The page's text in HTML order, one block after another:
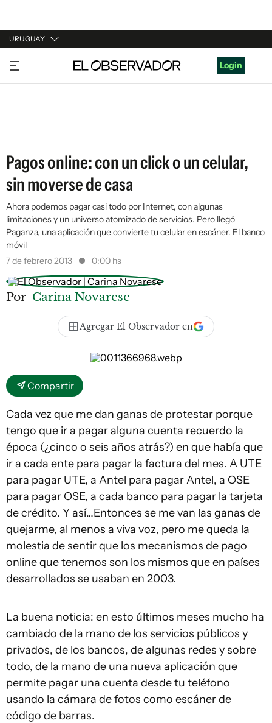
URUGUAY
URUGUAY
ARGENTINA
Login
Pagos online: con un click o un celular,
sin moverse de casa
Ahora podemos pagar casi todo por Internet, con algunas
limitaciones y un universo atomizado de servicios. Pero llegó
Paganza, una aplicación que convierte tu celular en escáner. El banco
móvil
7 de febrero 2013
0:00 hs
Por Carina Novarese
Agregar El Observador en
Compartir
Cada vez que me dan ganas de protestar porque
tengo que ir a pagar alguna cuenta recuerdo la
época (¿cinco o seis años atrás?) en que había que
ir a cada ente para pagar la factura del mes. A UTE
para pagar UTE, a Antel para pagar Antel, a OSE
para pagar OSE, a cada banco para pagar la tarjeta
de crédito. Y así…Entonces se me van las ganas de
quejarme, al menos a viva voz, pero me queda la
molestia de sentir que los mecanismos de pago
online que tenemos son los mismos que en países
desarrollados se usaban en 2003.
La buena noticia: en esto últimos meses mucho ha
cambiado de la mano de los servicios públicos y
privados, de los bancos, de algunas redes y sobre
todo, de la mano de una nueva aplicación que
permite pagar una cuenta desde tu teléfono
usando la cámara de fotos como escáner de
código de barras.